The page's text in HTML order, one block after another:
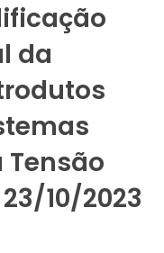
da
Tensão
10/2023